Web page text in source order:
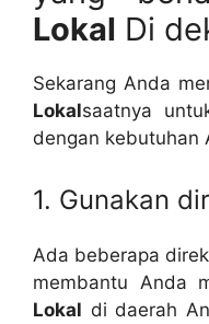
Lokal Di
Sekarang Anda
Lokalsaatnya
dengan kebutuhan
1. Gunakan
Ada beberapa
membantu Anda
Lokal di daerah